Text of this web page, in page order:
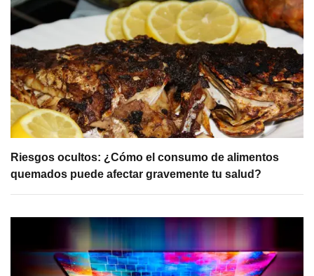
Riesgos ocultos: ¿Cómo el consumo de alimentos
quemados puede afectar gravemente tu salud?